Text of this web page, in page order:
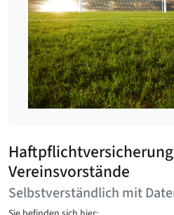
Vereinsvorstände
Selbstverständlich mit